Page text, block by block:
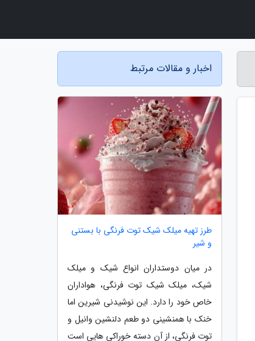
اخبار و مقالات مرتبط
طرز تهیه میلک شیک توت فرنگی با بستنی
و شیر
در میان دوستداران انواع شیک و میلک
شیک، میلک شیک توت فرنگی، هواداران
خاص خود را دارد. این نوشیدنی شیرین اما
خنک با همنشینی دو طعم دلنشین وانیل و
توت فرنگی، از آن دسته خوراکی هایی است